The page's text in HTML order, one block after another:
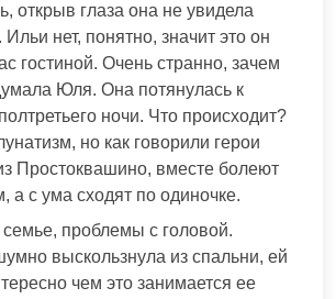
открыв глаза она не увидела
нет, понятно, значит это он
гостиной. Очень странно, зачем
Юля. Она потянулась к
ночи. Что происходит?
но как говорили герои
Простоквашино, вместе болеют
а с ума сходят по одиночке.
проблемы с головой.
выскользнула из спальни, ей
чем это занимается ее